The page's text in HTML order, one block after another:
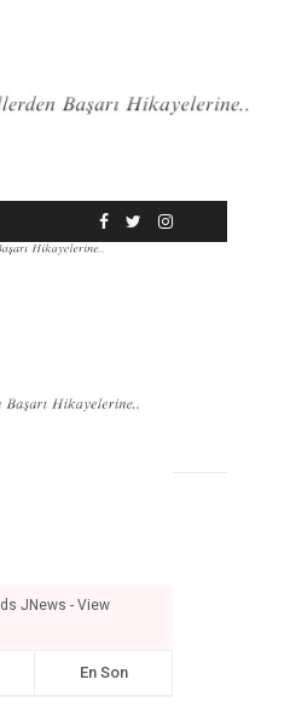
JNews - View
En Son